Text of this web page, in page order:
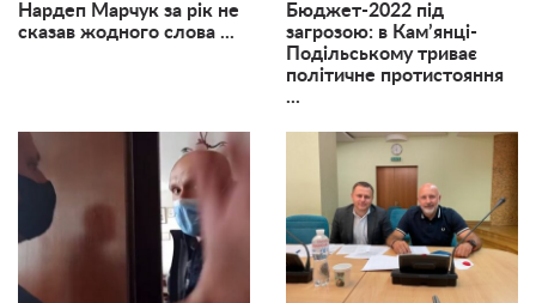
Нардеп Марчук за рік не
сказав жодного слова ...
Бюджет-2022 під
загрозою: в Кам’янці-
Подільському триває
політичне протистояння
...